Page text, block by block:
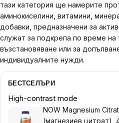
тази категория ще намерите
аминокиселини, витамини,
добавки, предназначени за
служат за подкрепа по време на
възстановяване или за
индивидуалните нужди.
БЕСТСЕЛЪРИ
High-contrast mode
NOW Magnesium
(магнезиев цитрат),